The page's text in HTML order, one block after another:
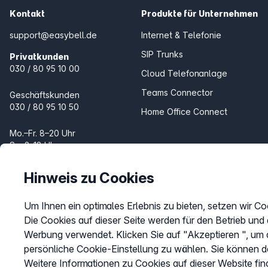
Kontakt
support@easybell.de
Privatkunden
030 / 80 95 10 00
Geschäftskunden
030 / 80 95 10 50
Mo.–Fr. 8–20 Uhr
Sa. 9–18 Uhr
Produkte für Unternehmen
Internet & Telefonie
SIP Trunks
Cloud Telefonanlage
Teams Connector
Home Office Connect
Internet & Telefon
Fax Online
Hinweis zu Cookies
Um Ihnen ein optimales Erlebnis zu bieten, setzen wir
Die Cookies auf dieser Seite werden für den Betrieb
Werbung verwendet. Klicken Sie auf "Akzeptieren ",
persönliche Cookie-Einstellung zu wählen. Sie können
Weitere Informationen zu Cookies auf dieser Website